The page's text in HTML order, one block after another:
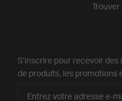
S’inscrire pour recevoir
de produits, les promotions